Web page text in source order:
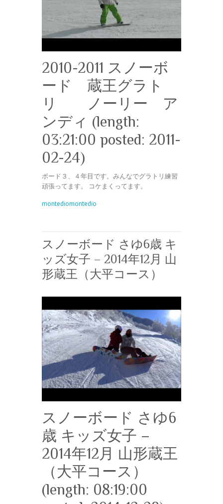
2010-2011 スノーボ
ード 蔵王グラト
リ ノーリー ア
ンディ (length:
03:21:00 posted: 2011-
02-24)
ボード３、４年目です。みんなでグラトリ練習
頑張ってます。 コケまくってます。
montediomontedio
スノーボード さゆ6歳 キ
ッズ女子 – 2014年12月 山
形蔵王（大平コース）
スノーボード さゆ6
歳 キッズ女子 –
2014年12月 山形蔵王
（大平コース）
(length: 08:19:00